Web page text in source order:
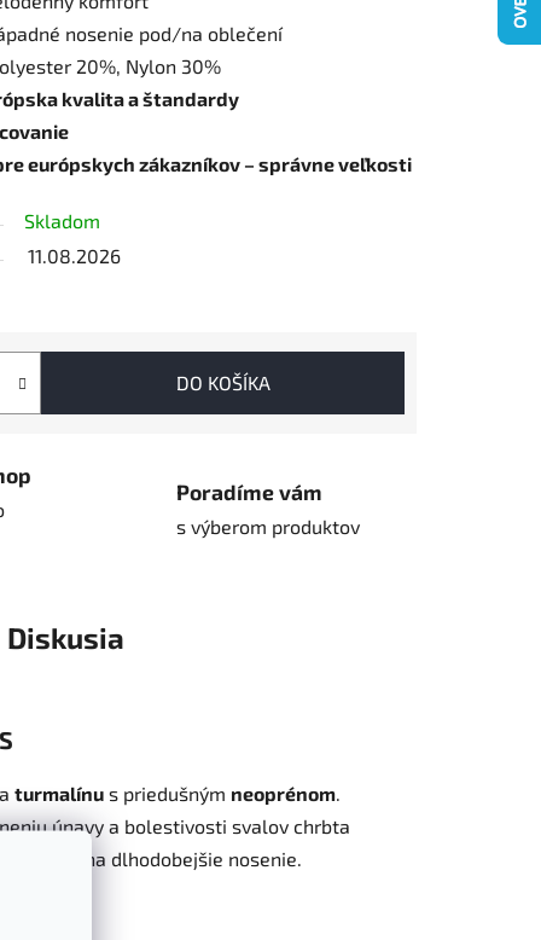
nosenie pod/na oblečení
20%, Nylon 30%
kvalita a štandardy
európskych zákazníkov – správne veľkosti
Skladom
11.08.2026
DO KOŠÍKA
Poradíme vám
s výberom produktov
Diskusia
a turmalínu s priedušným neoprénom.
únavy a bolestivosti svalov chrbta
vhodné na dlhodobejšie nosenie.